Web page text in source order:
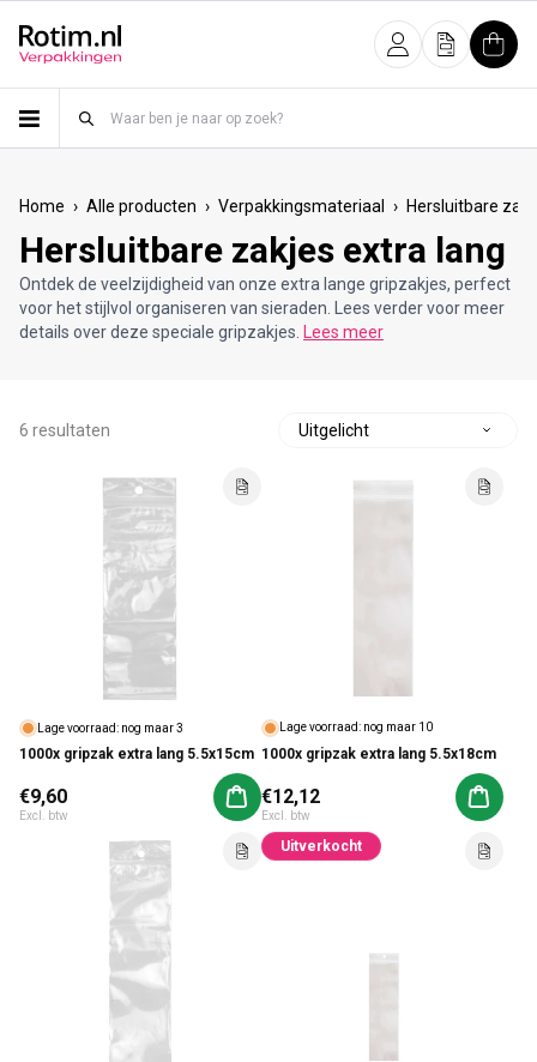
InloggenOfferte
Home › Alle producten › Verpakkingsmateriaal › Hersluitbare
Hersluitbare zakjes extra lang
Ontdek de veelzijdigheid van onze extra lange gripzakjes, perfect
voor het stijlvol organiseren van sieraden. Lees verder voor meer
details over deze speciale gripzakjes.
Lees meer
6 resultaten
Lage voorraad: nog maar 3
1000x gripzak extra lang 5.5x15cm
Normale prijs
€9,60
Excl. btw
Aan winkelwagen toevoegen
Lage voorraad: nog maar 10
1000x gripzak extra lang 5.5x18cm
Normale prijs
€12,12
Excl. btw
Aan
Uitverkocht